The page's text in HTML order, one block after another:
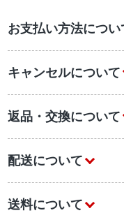
お支払い方法につい
キャンセルについて
返品・交換について
配送について
送料について